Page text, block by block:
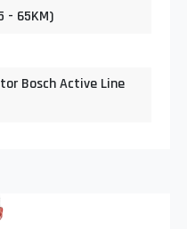
- 65KM)
Bosch Active Line